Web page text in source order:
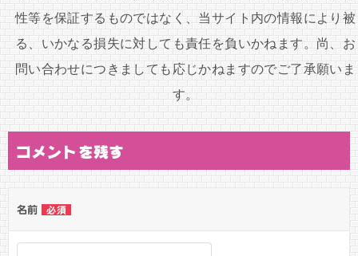
性等を保証するものではなく、当サイト内の情報により被
る、いかなる損失に対しても責任を負いかねます。尚、お
問い合わせにつきましても応じかねますのでご了承願いま
す。
コメントを残す
名前 必須